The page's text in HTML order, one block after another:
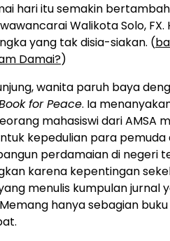
hari itu semakin bertambah
Walikota Solo, FX.
yang tak disia-siakan. (
Damai?)
wanita paruh baya
for Peace. Ia
mahasiswi dari AMSA
kepedulian para
perdamaian di negeri
karena kepentingan
menulis kumpulan jurnal
hanya sebagian